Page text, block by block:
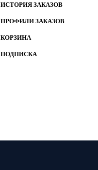
ИСТОРИЯ ЗАКАЗОВ
ПРОФИЛИ ЗАКАЗОВ
КОРЗИНА
ПОДПИСКА